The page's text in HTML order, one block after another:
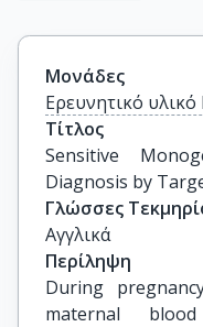
Μονάδες
Ερευνητικό
Τίτλος
Sensitive
Diagnosis by
Γλώσσες
Αγγλικά
Περίληψη
During
maternal